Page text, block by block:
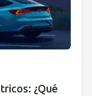
¿Qué